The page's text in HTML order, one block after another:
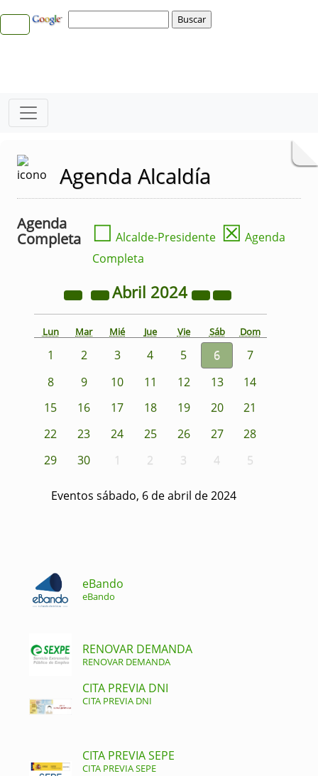
Agenda Alcaldía
Agenda
Completa
☐ Alcalde-Presidente ☒ Agenda
Completa
Abril 2024
Lun Mar Mié Jue Vie Sáb Dom
1 2 3 4 5 6
7
8
9 10 11 12 13
14
15
16 17 18 19 20
21
22
23 24 25 26 27
28
29
30 1 2 3 4 5
Eventos sábado, 6 de abril de 2024
eBando
eBando
RENOVAR DEMANDA
RENOVAR DEMANDA
CITA PREVIA DNI
CITA PREVIA DNI
CITA PREVIA SEPE
CITA PREVIA SEPE